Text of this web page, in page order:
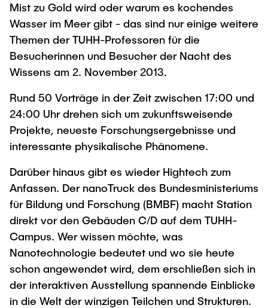
Mist zu Gold wird oder warum es kochendes
Wasser im Meer gibt - das sind nur einige weitere
Themen der TUHH-Professoren für die
Besucherinnen und Besucher der Nacht des
Wissens am 2. November 2013.
Rund 50 Vorträge in der Zeit zwischen 17:00 und
24:00 Uhr drehen sich um zukunftsweisende
Projekte, neueste Forschungsergebnisse und
interessante physikalische Phänomene.
Darüber hinaus gibt es wieder Hightech zum
Anfassen. Der nanoTruck des Bundesministeriums
für Bildung und Forschung (BMBF) macht Station
direkt vor den Gebäuden C/D auf dem TUHH-
Campus. Wer wissen möchte, was
Nanotechnologie bedeutet und wo sie heute
schon angewendet wird, dem erschließen sich in
der interaktiven Ausstellung spannende Einblicke
in die Welt der winzigen Teilchen und Strukturen.